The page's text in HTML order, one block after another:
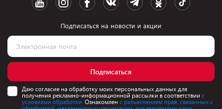
Подписаться на новости и акции
Подписаться
Даю согласие на обработку моих персональных данных для
получения рекламно-информационной рассылки в соответствии с
условиями обработки. Ознакомлен с разъяснением прав, связанных с